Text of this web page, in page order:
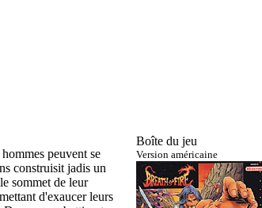
peuvent se
construisit jadis un
sommet de leur
d'exaucer leurs
Boîte du jeu
Version américaine